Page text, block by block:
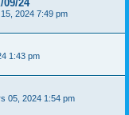
24
2024 7:49 pm
1:43 pm
05, 2024 1:54 pm